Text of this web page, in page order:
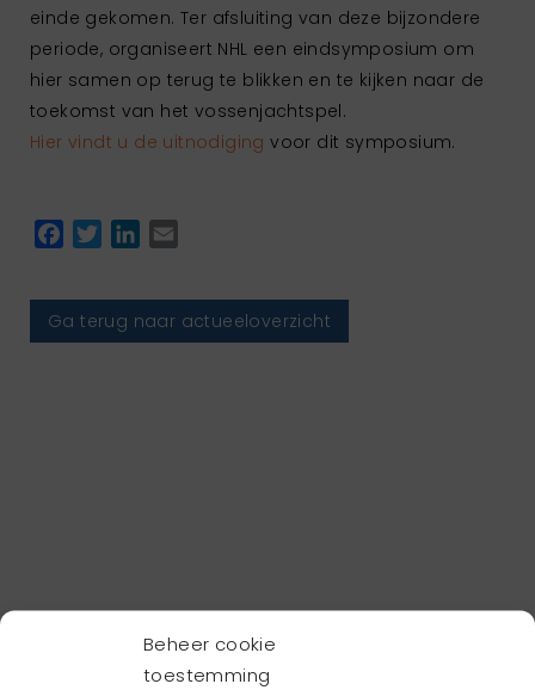
Beheer cookie
toestemming
einde gekomen. Ter afsluiting van deze bijzondere
periode, organiseert NHL een eindsymposium om
hier samen op terug te blikken en te kijken naar de
toekomst van het vossenjachtspel.
Hier vindt u de uitnodiging voor dit symposium.
Facebook
TwitterLinkedIn
Ga terug naar actueeloverzicht